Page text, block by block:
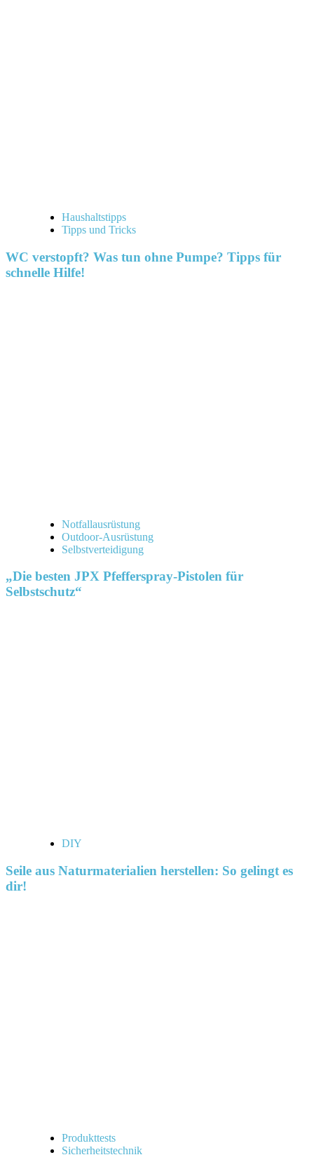
Haushaltstipps
Tipps und Tricks
WC verstopft? Was tun ohne Pumpe? Tipps für
schnelle Hilfe!
Notfallausrüstung
Outdoor-Ausrüstung
Selbstverteidigung
„Die besten JPX Pfefferspray-Pistolen für
Selbstschutz“
DIY
Seile aus Naturmaterialien herstellen: So gelingt es
dir!
Produkttests
Sicherheitstechnik